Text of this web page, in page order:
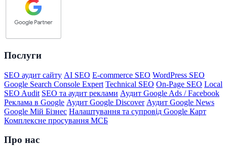
Послуги
SEO аудит сайту AI SEO E-commerce SEO WordPress SEO
Google Search Console Expert Technical SEO On-Page SEO Local
SEO Audit SEO та аудит реклами Аудит Google Ads / Facebook
Реклама в Google Аудит Google Discover Аудит Google News
Google Мій Бізнес Налаштування та супровід Google Карт
Комплексне просування МСБ
Про нас